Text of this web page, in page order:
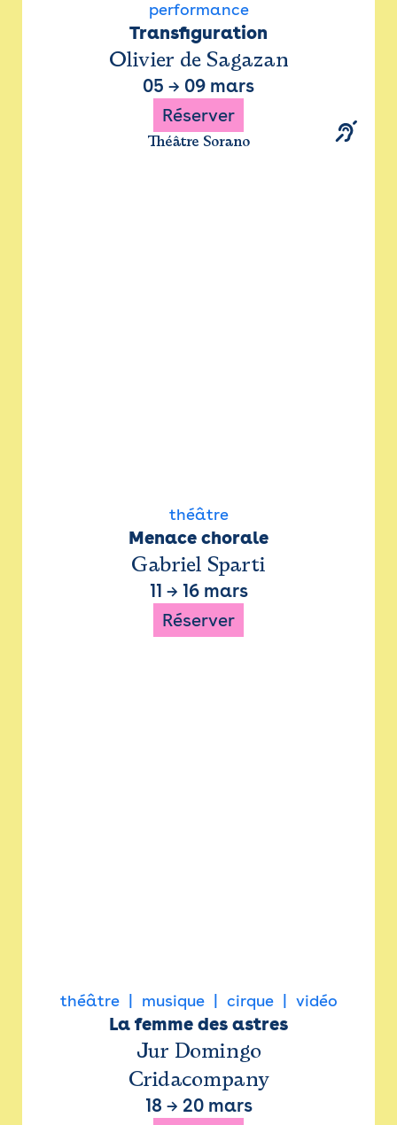
performance
Transfiguration
Olivier de Sagazan
05 → 09 mars
Réserver
Théâtre Sorano
théâtre
Menace chorale
Gabriel Sparti
11 → 16 mars
Réserver
théâtre musique cirque vidéo
La femme des astres
Jur Domingo
Cridacompany
18 → 20 mars